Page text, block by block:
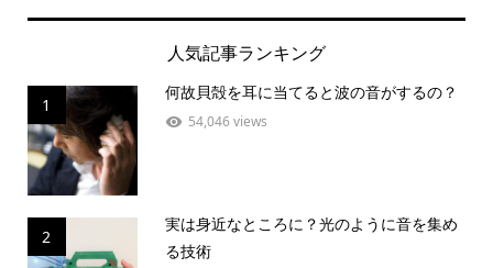
人気記事ランキング
1
何故貝殻を耳に当てると波の音がするの？
54,046 views
2
実は身近なところに？光のように音を集め
る技術